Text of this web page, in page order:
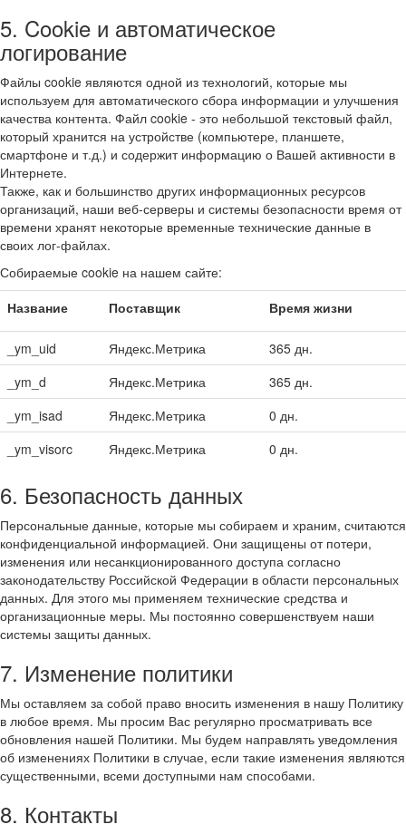
5. Cookie и автоматическое
логирование
Файлы cookie являются одной из технологий, которые мы
используем для автоматического сбора информации и улучшения
качества контента. Файл cookie - это небольшой текстовый файл,
который хранится на устройстве (компьютере, планшете,
смартфоне и т.д.) и содержит информацию о Вашей активности в
Интернете.
Также, как и большинство других информационных ресурсов
организаций, наши веб-серверы и системы безопасности время от
времени хранят некоторые временные технические данные в
своих лог-файлах.
Собираемые cookie на нашем сайте:
Название
Поставщик Время жизни
_ym_uid Яндекс.Метрика
365 дн.
_ym_d
Яндекс.Метрика
365 дн.
_ym_isad
Яндекс.Метрика
0 дн.
_ym_visorc
Яндекс.Метрика 0 дн.
6. Безопасность данных
Персональные данные, которые мы собираем и храним, считаются
конфиденциальной информацией. Они защищены от потери,
изменения или несанкционированного доступа согласно
законодательству Российской Федерации в области персональных
данных. Для этого мы применяем технические средства и
организационные меры. Мы постоянно совершенствуем наши
системы защиты данных.
7. Изменение политики
Мы оставляем за собой право вносить изменения в нашу Политику
в любое время. Мы просим Вас регулярно просматривать все
обновления нашей Политики. Мы будем направлять уведомления
об изменениях Политики в случае, если такие изменения являются
существенными, всеми доступными нам способами.
8. Контакты